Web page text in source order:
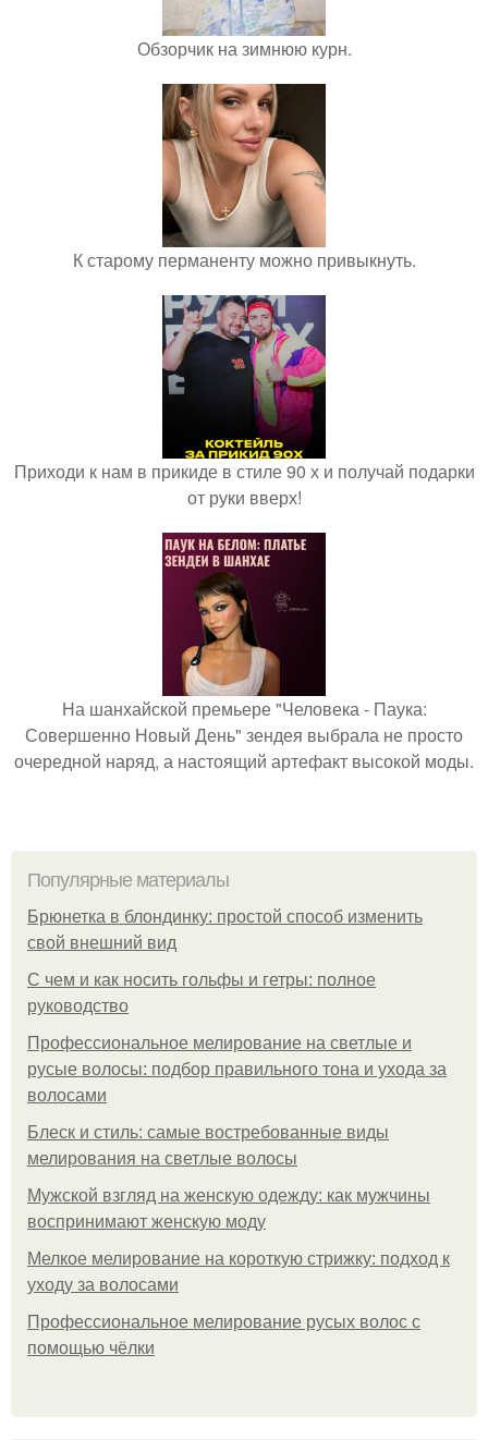
Обзорчик на зимнюю курн.
К старому перманенту можно привыкнуть.
Приходи к нам в прикиде в стиле 90 х и получай подарки
от руки вверх!
На шанхайской премьере "Человека - Паука:
Совершенно Новый День" зендея выбрала не просто
очередной наряд, а настоящий артефакт высокой моды.
Популярные материалы
Брюнетка в блондинку: простой способ изменить
свой внешний вид
С чем и как носить гольфы и гетры: полное
руководство
Профессиональное мелирование на светлые и
русые волосы: подбор правильного тона и ухода за
волосами
Блеск и стиль: самые востребованные виды
мелирования на светлые волосы
Мужской взгляд на женскую одежду: как мужчины
воспринимают женскую моду
Мелкое мелирование на короткую стрижку: подход к
уходу за волосами
Профессиональное мелирование русых волос с
помощью чёлки